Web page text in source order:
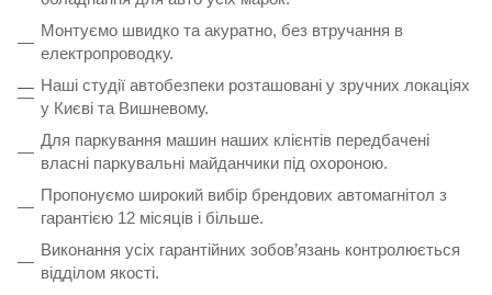
Монтуємо швидко та акуратно, без втручання в
електропроводку.
Наші студії автобезпеки розташовані у зручних локаціях
у Києві та Вишневому.
Для паркування машин наших клієнтів передбачені
власні паркувальні майданчики під охороною.
Пропонуємо широкий вибір брендових автомагнітол з
гарантією 12 місяців і більше.
Виконання усіх гарантійних зобов’язань контролюється
відділом якості.